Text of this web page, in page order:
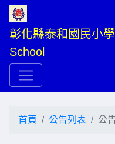
彰化縣泰和國民小
School
首頁 公告列表 公